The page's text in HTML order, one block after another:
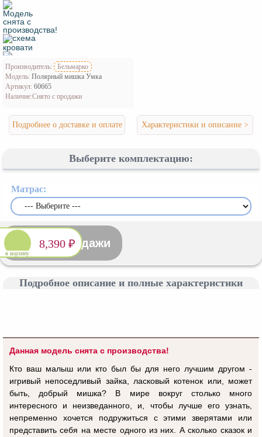
Производитель:
Бельмарко
Модель: Полярный мишка Умка
Артикул: 60665
Наличие:Снято с продажи
Подробнее о доставке и оплате Характеристики и описание >
Выберите комплектацию:
Матрас:
в корзину
8,390 ₽
Снято с продажи
Подробное описание и полные характеристики
Данная модель снята с производства!
Кто ваш малыш или кто был бы для него лучшим другом -
игривый непоседливый зайка, ласковый котенок или, может
быть, добрый мишка? В мире вокруг столько много
интересного и неизведанного, и, чтобы лучше его узнать,
непременно хочется подружиться с этими зверятами или
представить себя на месте одного из них. А сколько сказок и